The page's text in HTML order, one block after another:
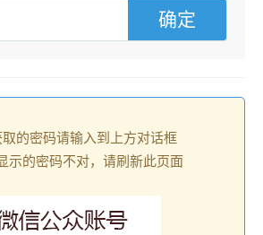
的密码请输入到上方对话框
示的密码不对，请刷新此页面